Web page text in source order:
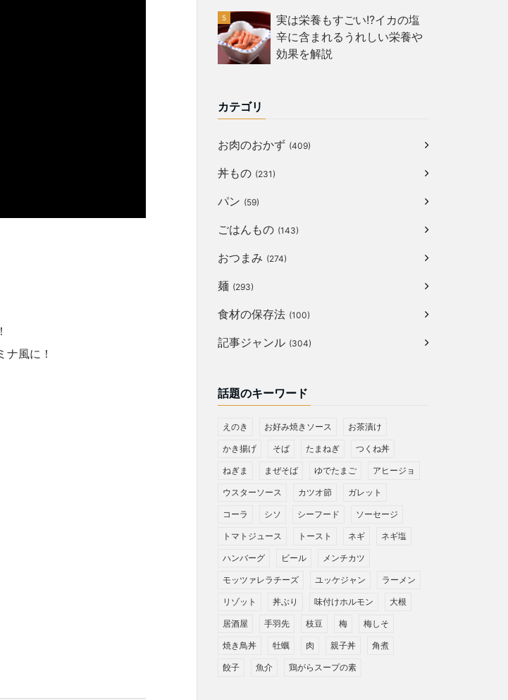
風に！
実は栄養もすごい!?イカの塩
辛に含まれるうれしい栄養や
効果を解説
カテゴリ
お肉のおかず (409)
丼もの (231)
パン (59)
ごはんもの (143)
おつまみ (274)
麺 (293)
食材の保存法 (100)
記事ジャンル (304)
話題のキーワード
えのき お好み焼きソース お茶漬け
かき揚げ そば たまねぎ つくね丼
ねぎま まぜそば ゆでたまご アヒージョ
ウスターソース カツオ節 ガレット
コーラ シソ シーフード ソーセージ
トマトジュース トースト ネギ ネギ塩
ハンバーグ ビール メンチカツ
モッツァレラチーズ ユッケジャン ラーメン
リゾット 丼ぶり 味付けホルモン 大根
居酒屋 手羽先 枝豆 梅 梅しそ
焼き鳥丼 牡蠣 肉 親子丼 角煮
餃子 魚介 鶏がらスープの素